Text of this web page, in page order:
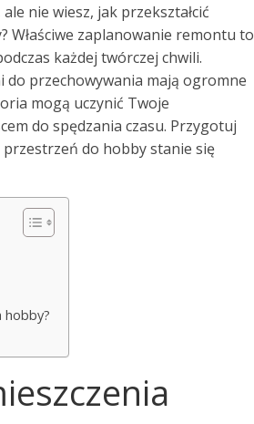
nie wiesz, jak przekształcić
Właściwe zaplanowanie remontu to
każdej twórczej chwili.
przechowywania mają ogromne
mogą uczynić Twoje
do spędzania czasu. Przygotuj
do hobby stanie się
hobby?